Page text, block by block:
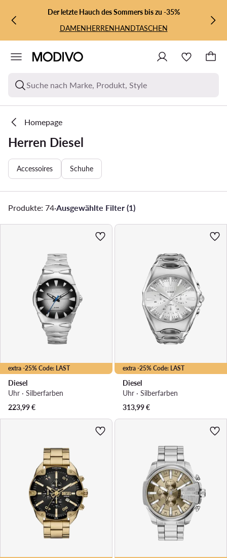
ZUM HAUPTINHALT SPRINGEN
ZUR SUCHEDer letzte Hauch des Sommers bis zu -35%
DAMENHERRENHANDTASCHEN
Suche nach Marke, Produkt, Style
Homepage
Herren Diesel
Accessoires Schuhe
Produkte: 74·Ausgewählte Filter (1)
extra -25% Code: LAST
Diesel
Uhr · Silberfarben
223,99€
extra -25% Code: LAST
Diesel
Uhr · Silberfarben
313,99€